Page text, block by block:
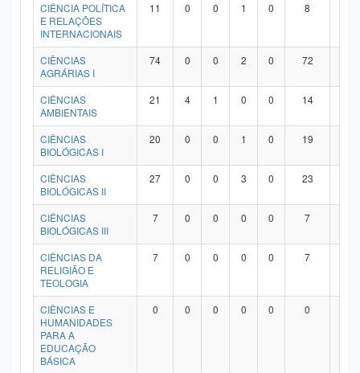
CIÊNCIA POLÍTICA
E RELAÇÕES
INTERNACIONAIS
11 0 0 1 0 8
CIÊNCIAS
AGRÁRIAS I
74 0 0 2 0 72
CIÊNCIAS
AMBIENTAIS
21 4 1 0 0 14
CIÊNCIAS
BIOLÓGICAS I
20 0 0 1 0 19
CIÊNCIAS
BIOLÓGICAS II
27 0 0 3 0 23
CIÊNCIAS
BIOLÓGICAS III
7 0 0 0 0 7
CIÊNCIAS DA
RELIGIÃO E
TEOLOGIA
7 0 0 0 0 7
CIÊNCIAS E
HUMANIDADES
PARA A
EDUCAÇÃO
BÁSICA
0 0 0 0 0 0